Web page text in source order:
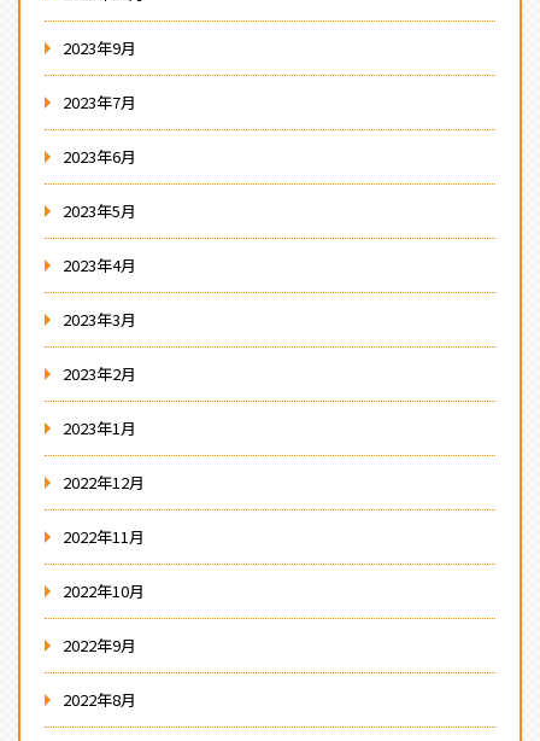
2023年9月
2023年7月
2023年6月
2023年5月
2023年4月
2023年3月
2023年2月
2023年1月
2022年12月
2022年11月
2022年10月
2022年9月
2022年8月